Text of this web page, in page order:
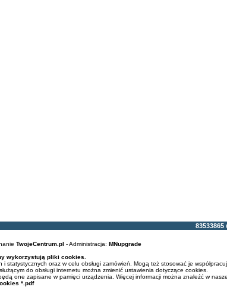
83533865
TwojeCentrum.pl - Administracja: MNupgrade
wykorzystują pliki cookies.
oraz w celu obsługi zamówień. Mogą też stosować je
do obsługi internetu można zmienić ustawienia dotyczące cookies.
one zapisane w pamięci urządzenia. Więcej informacji można znaleźć w
*.pdf